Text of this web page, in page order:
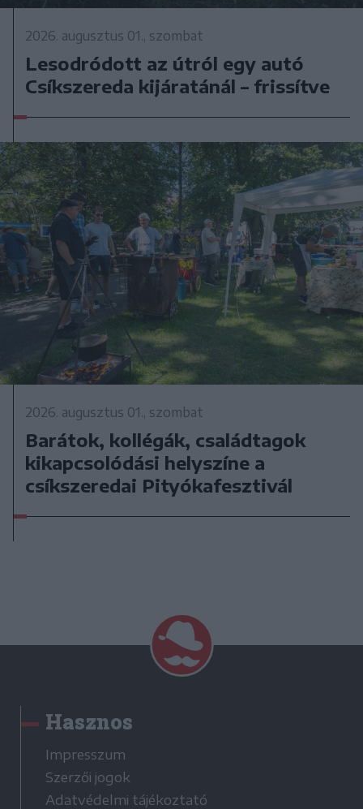
2026. augusztus 01., szombat
Lesodródott az útról egy autó
Csíkszereda kijáratánál – frissítve
2026. augusztus 01., szombat
Barátok, kollégák, családtagok
kikapcsolódási helyszíne a
csíkszeredai Pityókafesztivál
Hasznos
Impresszum
Szerzői jogok
Adatvédelmi tájékoztató